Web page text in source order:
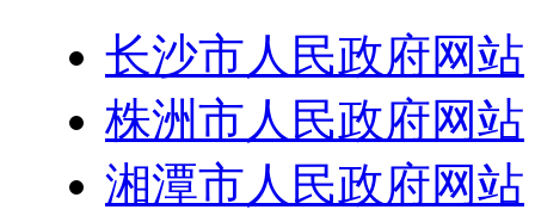
长沙市人民政府网站
株洲市人民政府网站
湘潭市人民政府网站